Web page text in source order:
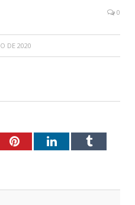
0
DE 2020
PinterestLinkedInTumblr